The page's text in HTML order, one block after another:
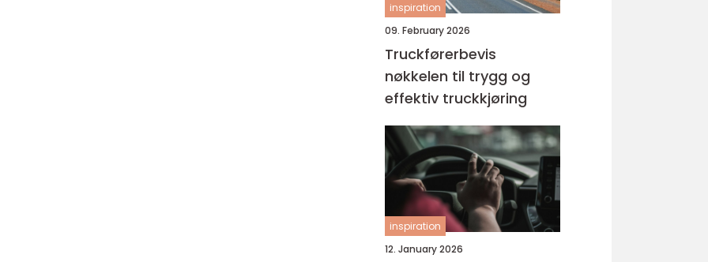
inspiration
09. February 2026
Truckførerbevis
nøkkelen til trygg og
effektiv truckkjøring
inspiration
12. January 2026